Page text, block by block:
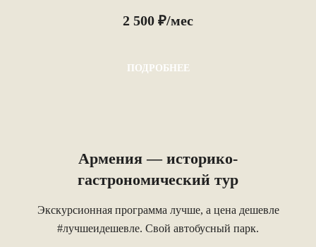
2 500 ₽/мес
ПОДРОБНЕЕ
Армения — историко-
гастрономический тур
Экскурсионная программа лучше, а цена дешевле
#лучшеидешевле. Свой автобусный парк.